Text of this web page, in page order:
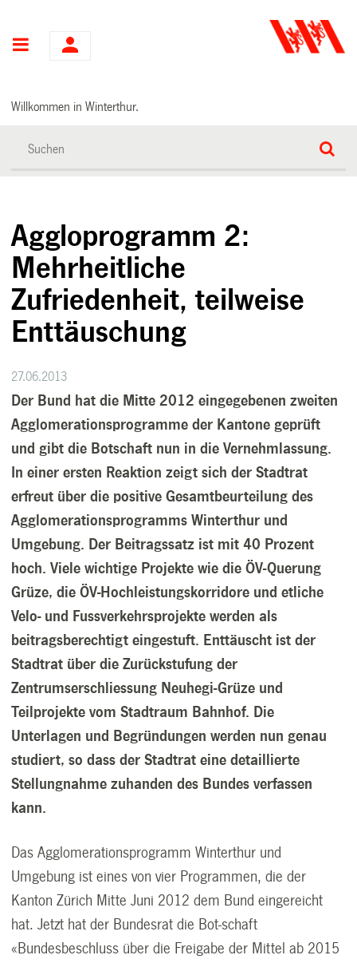
Hauptnavigation
Willkommen in Winterthur.
Aggloprogramm 2:
Mehrheitliche
Zufriedenheit, teilweise
Enttäuschung
27.06.2013
Der Bund hat die Mitte 2012 eingegebenen zweiten
Agglomerationsprogramme der Kantone geprüft
und gibt die Botschaft nun in die Vernehmlassung.
In einer ersten Reaktion zeigt sich der Stadtrat
erfreut über die positive Gesamtbeurteilung des
Agglomerationsprogramms Winterthur und
Umgebung. Der Beitragssatz ist mit 40 Prozent
hoch. Viele wichtige Projekte wie die ÖV-Querung
Grüze, die ÖV-Hochleistungskorridore und etliche
Velo- und Fussverkehrsprojekte werden als
beitragsberechtigt eingestuft. Enttäuscht ist der
Stadtrat über die Zurückstufung der
Zentrumserschliessung Neuhegi-Grüze und
Teilprojekte vom Stadtraum Bahnhof. Die
Unterlagen und Begründungen werden nun genau
studiert, so dass der Stadtrat eine detaillierte
Stellungnahme zuhanden des Bundes verfassen
kann.
Das Agglomerationsprogramm Winterthur und
Umgebung ist eines von vier Programmen, die der
Kanton Zürich Mitte Juni 2012 dem Bund eingereicht
hat. Jetzt hat der Bundesrat die Bot-schaft
«Bundesbeschluss über die Freigabe der Mittel ab 2015